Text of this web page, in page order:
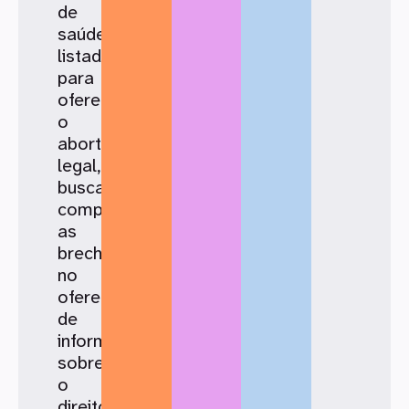
de
saúde
listados
para
oferecer
o
aborto
legal,
buscando
compreender
as
brechas
no
oferecimento
de
informações
sobre
o